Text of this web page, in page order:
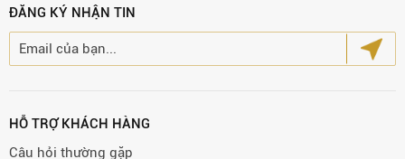
ĐĂNG KÝ NHẬN TIN
HỖ TRỢ KHÁCH HÀNG
Câu hỏi thường gặp